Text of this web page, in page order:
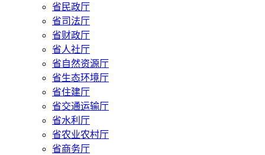
省民政厅
省司法厅
省财政厅
省人社厅
省自然资源厅
省生态环境厅
省住建厅
省交通运输厅
省水利厅
省农业农村厅
省商务厅